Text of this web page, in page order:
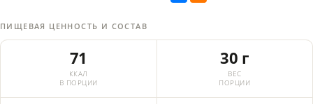
ПИЩЕВАЯ ЦЕННОСТЬ И СОСТАВ
71
ККАЛ
В ПОРЦИИ
30 г
ВЕС
ПОРЦИИ